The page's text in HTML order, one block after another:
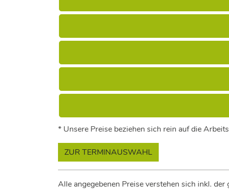
* Unsere Preise beziehen sich rein auf die
ZUR TERMINAUSWAHL
Alle angegebenen Preise verstehen sich inkl.